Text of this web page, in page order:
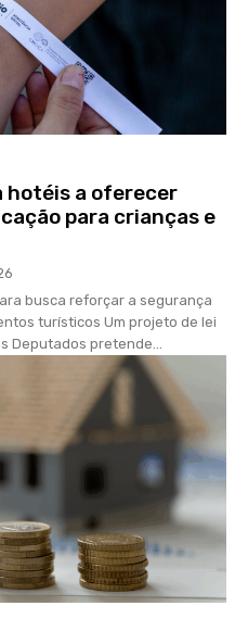
hotéis a oferecer
para crianças e
busca reforçar a segurança
Um projeto de lei
Deputados pretende...